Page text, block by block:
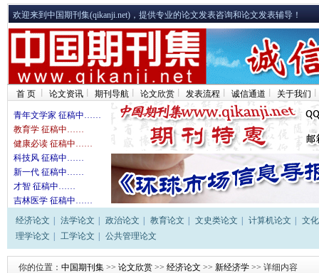
欢迎来到中国期刊集(qikanji.net)，提供专业的论文发表咨询和论文发表辅导！
首 页 论文资讯 期刊导航 论文欣赏 发表流程 诚信通道 关于我们
青年文学家 征稿中……
教育学 征稿中……
健康必读 征稿中……
科技风 征稿中……
新一代 征稿中……
才智 征稿中……
吉林医学 征稿中……
经济论文
法学论文 政治论文 教育论文 文史类论文 计算机论文
文
理学论文
工学论文 公共管理论文
你的位置： 中国期刊集 >> 论文欣赏 >> 经济论文 >> 新经济学 >> 详细内容